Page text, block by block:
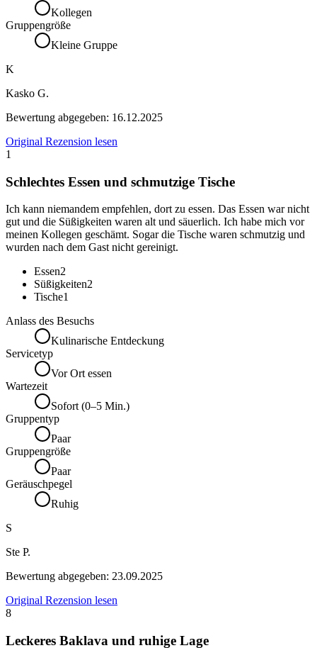
Kollegen
Gruppengröße
Kleine Gruppe
K
Kasko G.
Bewertung abgegeben: 16.12.2025
Original Rezension lesen
1
Schlechtes Essen und schmutzige Tische
Ich kann niemandem empfehlen, dort zu essen. Das Essen war nicht
gut und die Süßigkeiten waren alt und säuerlich. Ich habe mich vor
meinen Kollegen geschämt. Sogar die Tische waren schmutzig und
wurden nach dem Gast nicht gereinigt.
Essen2
Süßigkeiten2
Tische1
Anlass des Besuchs
Kulinarische Entdeckung
Servicetyp
Vor Ort essen
Wartezeit
Sofort (0–5 Min.)
Gruppentyp
Paar
Gruppengröße
Paar
Geräuschpegel
Ruhig
S
Ste P.
Bewertung abgegeben: 23.09.2025
Original Rezension lesen
8
Leckeres Baklava und ruhige Lage